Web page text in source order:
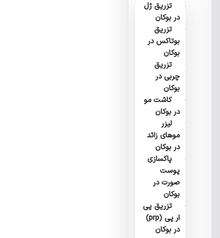
تزریق ژل
در بوکان
تزریق
بوتاکس در
بوکان
تزریق
چربی در
بوکان
کاشت مو
در بوکان
لیزر
موهای زائد
در بوکان
پاکسازی
پوست
صورت در
بوکان
تزریق پی
ار پی (prp)
در بوکان